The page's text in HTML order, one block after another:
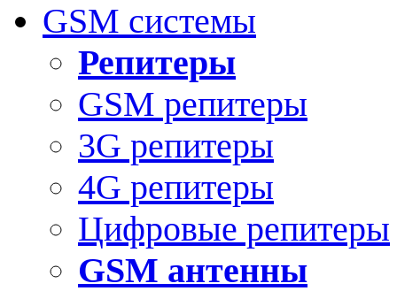
GSM системы
Репитеры
GSM репитеры
3G репитеры
4G репитеры
Цифровые репитеры
GSM антенны